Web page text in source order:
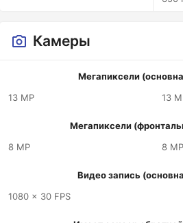
Камеры
Мегапиксели
13 MP
13
Мегапиксели
8 MP
8 MP
Видео запись
1080 x 30 FPS